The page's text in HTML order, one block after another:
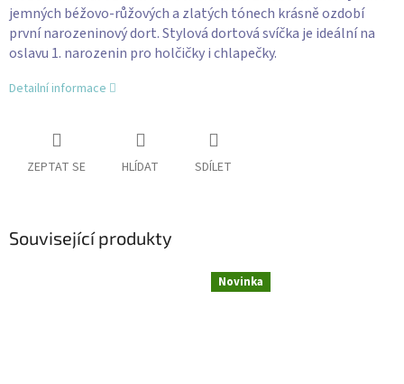
jemných béžovo-růžových a zlatých tónech krásně ozdobí
první narozeninový dort. Stylová dortová svíčka je ideální na
oslavu 1. narozenin pro holčičky i chlapečky.
Detailní informace
ZEPTAT SE HLÍDAT SDÍLET
Související produkty
Novinka